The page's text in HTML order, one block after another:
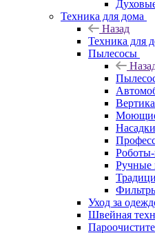
Техника для дома
Назад
Техника для
Пылесосы
Ручные
Уход за
Швейная